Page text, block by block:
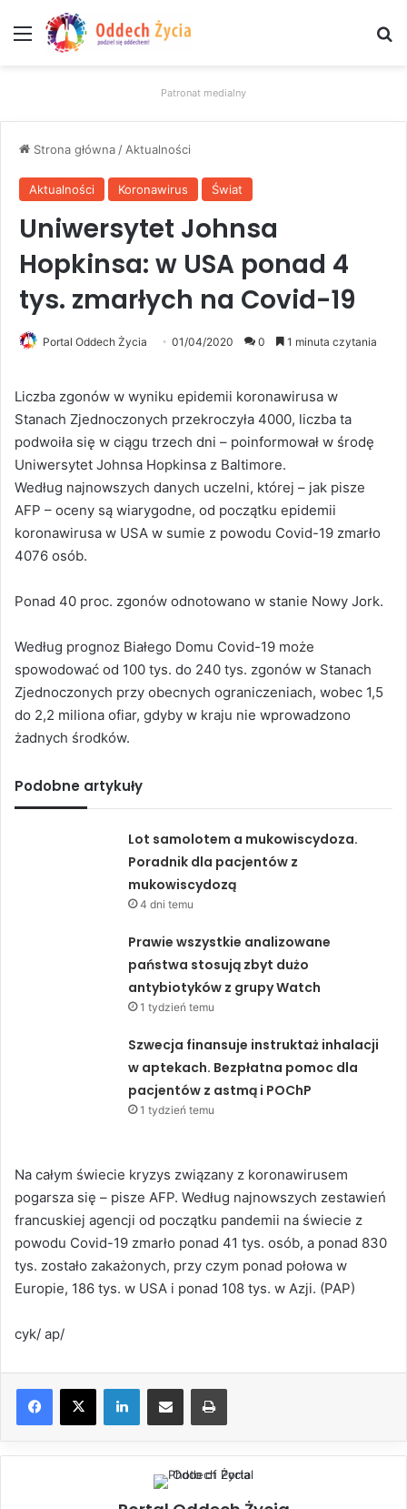
Menu
Patronat medialny
Strona główna / Aktualności
Aktualności Koronawirus Świat
Uniwersytet Johnsa
Hopkinsa: w USA ponad 4
tys. zmarłych na Covid-19
Portal Oddech Życia 01/04/2020 0 1 minuta czytania
Liczba zgonów w wyniku epidemii koronawirusa w
Stanach Zjednoczonych przekroczyła 4000, liczba ta
podwoiła się w ciągu trzech dni – poinformował w środę
Uniwersytet Johnsa Hopkinsa z Baltimore.
Według najnowszych danych uczelni, której – jak pisze
AFP – oceny są wiarygodne, od początku epidemii
koronawirusa w USA w sumie z powodu Covid-19 zmarło
4076 osób.
Ponad 40 proc. zgonów odnotowano w stanie Nowy Jork.
Według prognoz Białego Domu Covid-19 może
spowodować od 100 tys. do 240 tys. zgonów w Stanach
Zjednoczonych przy obecnych ograniczeniach, wobec 1,5
do 2,2 miliona ofiar, gdyby w kraju nie wprowadzono
żadnych środków.
Podobne artykuły
Lot samolotem a mukowiscydoza.
Poradnik dla pacjentów z
mukowiscydozą
4 dni temu
Prawie wszystkie analizowane
państwa stosują zbyt dużo
antybiotyków z grupy Watch
1 tydzień temu
Szwecja finansuje instruktaż inhalacji
w aptekach. Bezpłatna pomoc dla
pacjentów z astmą i POChP
1 tydzień temu
Na całym świecie kryzys związany z koronawirusem
pogarsza się – pisze AFP. Według najnowszych zestawień
francuskiej agencji od początku pandemii na świecie z
powodu Covid-19 zmarło ponad 41 tys. osób, a ponad 830
tys. zostało zakażonych, przy czym ponad połowa w
Europie, 186 tys. w USA i ponad 108 tys. w Azji. (PAP)
cyk/ ap/